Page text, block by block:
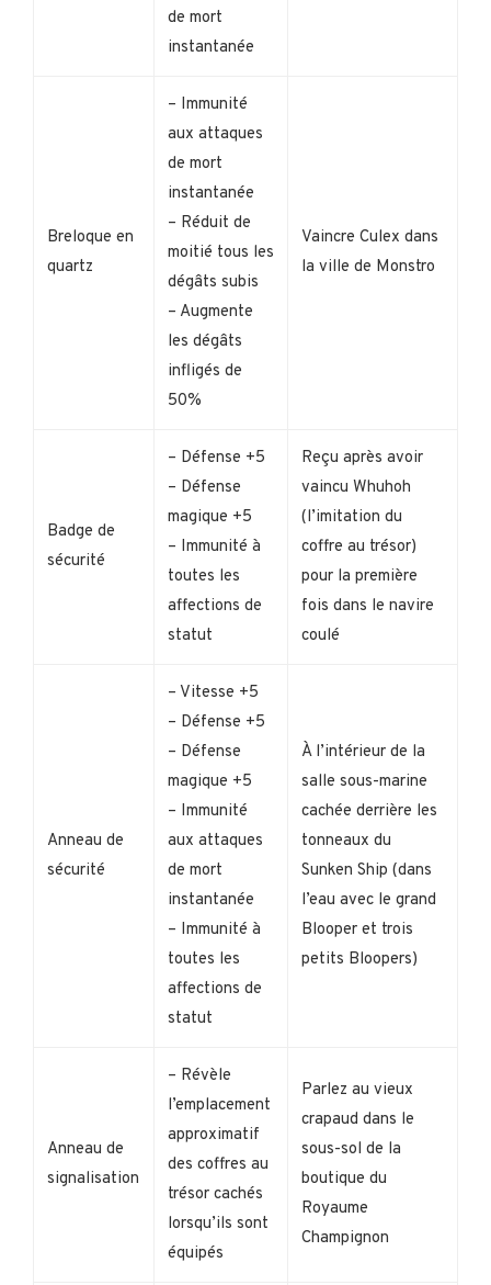
de mort
instantanée
Breloque en
quartz
– Immunité
aux attaques
de mort
instantanée
– Réduit de
moitié tous les
dégâts subis
– Augmente
les dégâts
infligés de
50%
Vaincre Culex dans
la ville de Monstro
Badge de
sécurité
– Défense +5
– Défense
magique +5
– Immunité à
toutes les
affections de
statut
Reçu après avoir
vaincu Whuhoh
(l’imitation du
coffre au trésor)
pour la première
fois dans le navire
coulé
Anneau de
sécurité
– Vitesse +5
– Défense +5
– Défense
magique +5
– Immunité
aux attaques
de mort
instantanée
– Immunité à
toutes les
affections de
statut
À l’intérieur de la
salle sous-marine
cachée derrière les
tonneaux du
Sunken Ship (dans
l’eau avec le grand
Blooper et trois
petits Bloopers)
Anneau de
signalisation
– Révèle
l’emplacement
approximatif
des coffres au
trésor cachés
lorsqu’ils sont
équipés
Parlez au vieux
crapaud dans le
sous-sol de la
boutique du
Royaume
Champignon